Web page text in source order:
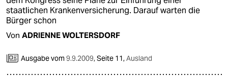
staatlichen Krankenversicherung. Darauf warten die
Bürger schon
Von ADRIENNE WOLTERSDORF
Ausgabe vom9.9.2009,Seite 11,Ausland